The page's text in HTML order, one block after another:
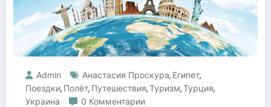
Admin Анастасия Проскура, Египет,
Поездки, Полёт, Путешествия,Туризм,Турция,
Украина
0 Комментарии